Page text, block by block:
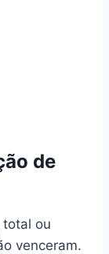
de
total ou
venceram.